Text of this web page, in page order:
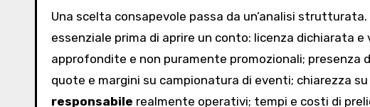
Una scelta consapevole passa da un’analisi
essenziale prima di aprire un conto: licenza dichiarata
approfondite e non puramente promozionali;
quote e margini su campionatura di eventi; chiarezza
responsabile realmente operativi; tempi e costi di